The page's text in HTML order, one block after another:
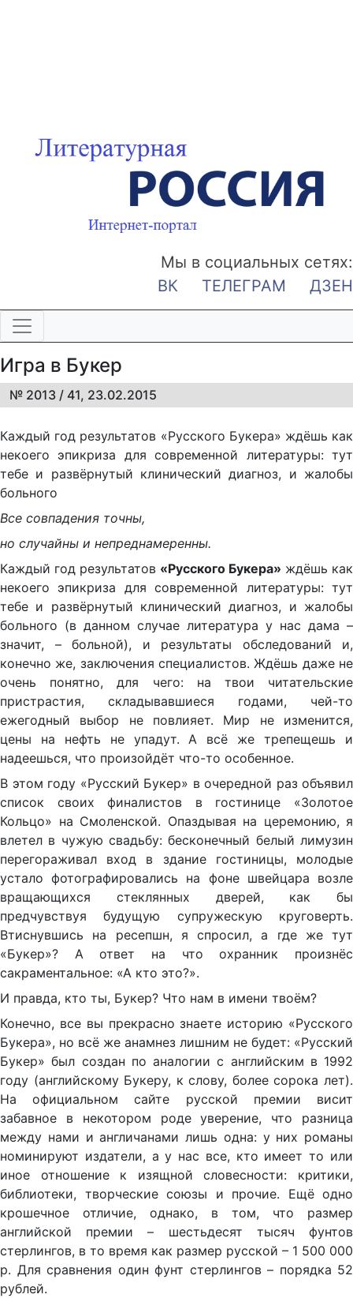
Мы в социальных сетях:
ВК
ТЕЛЕГРАМ ДЗЕН
Игра в Букер
№ 2013 / 41, 23.02.2015
Каждый год результатов «Русского Букера» ждёшь как
некоего эпикриза для современной литературы: тут
тебе и развёрнутый клинический диагноз, и жалобы
больного
Все совпадения точны,
но случайны и непреднамеренны.
Каждый год результатов «Русского Букера» ждёшь как
некоего эпикриза для современной литературы: тут
тебе и развёрнутый клинический диагноз, и жалобы
больного (в данном случае литература у нас дама –
значит, – больной), и результаты обследований и,
конечно же, заключения специалистов. Ждёшь даже не
очень понятно, для чего: на твои читательские
пристрастия, складывавшиеся годами, чей-то
ежегодный выбор не повлияет. Мир не изменится,
цены на нефть не упадут. А всё же трепещешь и
надеешься, что произойдёт что-то особенное.
В этом году «Русский Букер» в очередной раз объявил
список своих финалистов в гостинице «Золотое
Кольцо» на Смоленской. Опаздывая на церемонию, я
влетел в чужую свадьбу: бесконечный белый лимузин
перегораживал вход в здание гостиницы, молодые
устало фотографировались на фоне швейцара возле
вращающихся стеклянных дверей, как бы
предчувствуя будущую супружескую круговерть.
Втиснувшись на ресепшн, я спросил, а где же тут
«Букер»? А ответ на что охранник произнёс
сакраментальное: «А кто это?».
И правда, кто ты, Букер? Что нам в имени твоём?
Конечно, все вы прекрасно знаете историю «Русского
Букера», но всё же анамнез лишним не будет: «Русский
Букер» был создан по аналогии с английским в 1992
году (английскому Букеру, к слову, более сорока лет).
На официальном сайте русской премии висит
забавное в некотором роде уверение, что разница
между нами и англичанами лишь одна: у них романы
номинируют издатели, а у нас все, кто имеет то или
иное отношение к изящной словесности: критики,
библиотеки, творческие союзы и прочие. Ещё одно
крошечное отличие, однако, в том, что размер
английской премии – шестьдесят тысяч фунтов
стерлингов, в то время как размер русской – 1 500 000
р. Для сравнения один фунт стерлингов – порядка 52
рублей.